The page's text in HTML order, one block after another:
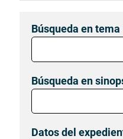
Búsqueda en tema
Búsqueda en
Datos del